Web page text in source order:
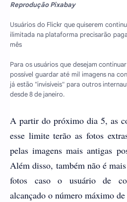
Reprodução Pixabay
Usuários do Flickr que quiserem
ilimitada na plataforma precisarão
mês
Para os usuários que desejam
possível guardar até mil imagens na
já estão "invisíveis" para outros
desde 8 de janeiro.
A partir do próximo dia 5, as
esse limite terão as fotos
pelas imagens mais antigas
Além disso, também não é
fotos caso o usuário de
alcançado o número máximo de